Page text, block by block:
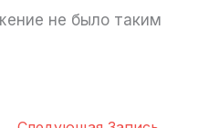
не было таким